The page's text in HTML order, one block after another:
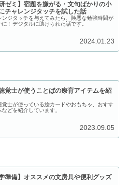
研ゼミ】宿題を嫌がる・文句ばかりの小
チャレンジタッチを試した話
ンジタッチを与えてみたら、険悪な勉強時間が
に！デジタルに助けられた話です。
2024.01.23
覚士が使うことばの療育アイテムを紹
覚士が使っている絵カードやおもちゃ、おすす
などを紹介しています。
2023.09.05
学準備】オススメの文房具や便利グッズ